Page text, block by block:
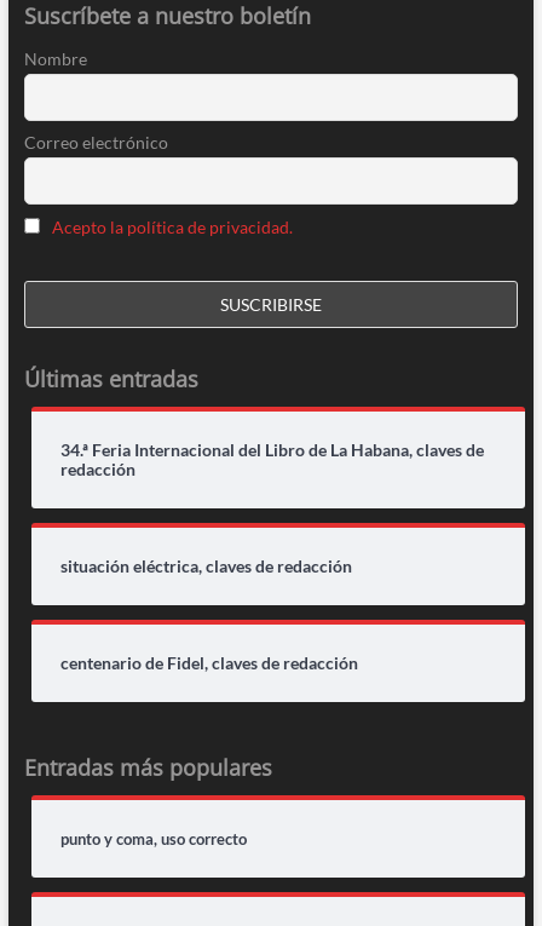
Suscríbete a nuestro boletín
Nombre
Correo electrónico
Acepto la política de privacidad.
Últimas entradas
34.ª Feria Internacional del Libro de La Habana, claves de
redacción
situación eléctrica, claves de redacción
centenario de Fidel, claves de redacción
Entradas más populares
punto y coma, uso correcto